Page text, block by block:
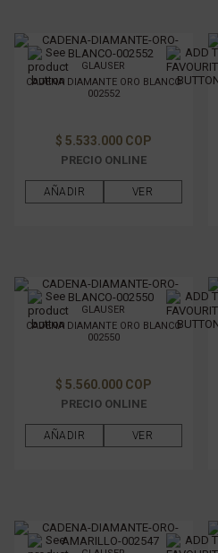
GLAUSER
CADENA DIAMANTE ORO BLANCO
002552
$ 5.533.000 COP
PRECIO ONLINE
AÑADIR VER
GLAUSER
CADENA DIAMANTE ORO BLANCO
002550
$ 5.560.000 COP
PRECIO ONLINE
AÑADIR VER